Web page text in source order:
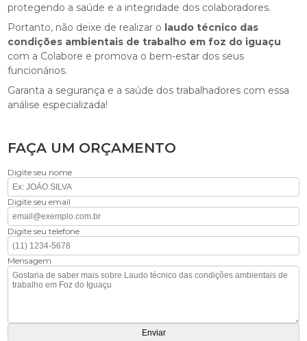
protegendo a saúde e a integridade dos colaboradores.
Portanto, não deixe de realizar o laudo técnico das
condições ambientais de trabalho em foz do iguaçu
com a Colabore e promova o bem-estar dos seus
funcionários.
Garanta a segurança e a saúde dos trabalhadores com essa
análise especializada!
FAÇA UM ORÇAMENTO
Digite seu nome
Digite seu email
Digite seu telefone
Mensagem